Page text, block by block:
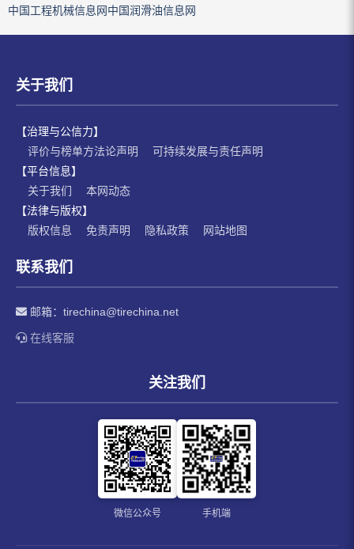
中国工程机械信息网中国润滑油信息网
关于我们
【治理与公信力】
评价与榜单方法论声明
可持续发展与责任声明
【平台信息】
关于我们
本网动态
【法律与版权】
版权信息
免责声明 隐私政策 网站地图
联系我们
邮箱： tirechina@tirechina.net
在线客服
关注我们
微信公众号 手机端